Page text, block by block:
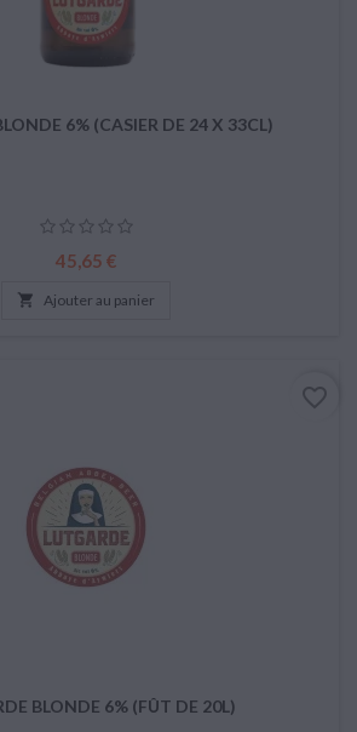
6% (CASIER DE 24 X 33CL)
Prix
45,65 €
 Ajouter au panier
BLONDE 6% (FÛT DE 20L)
favorite_border